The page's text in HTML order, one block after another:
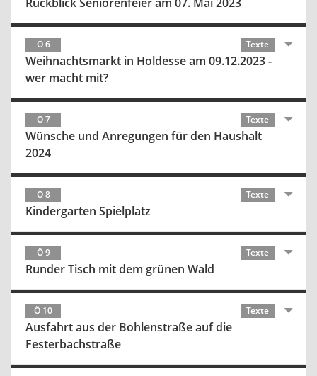
Ö 6 Texte
Weihnachtsmarkt in Holdesse am 09.12.2023 -
wer macht mit?
Ö 7 Texte
Wünsche und Anregungen für den Haushalt
2024
Ö 8 Texte
Kindergarten Spielplatz
Ö 9 Texte
Runder Tisch mit dem grünen Wald
Ö 10 Texte
Ausfahrt aus der Bohlenstraße auf die
Festerbachstraße